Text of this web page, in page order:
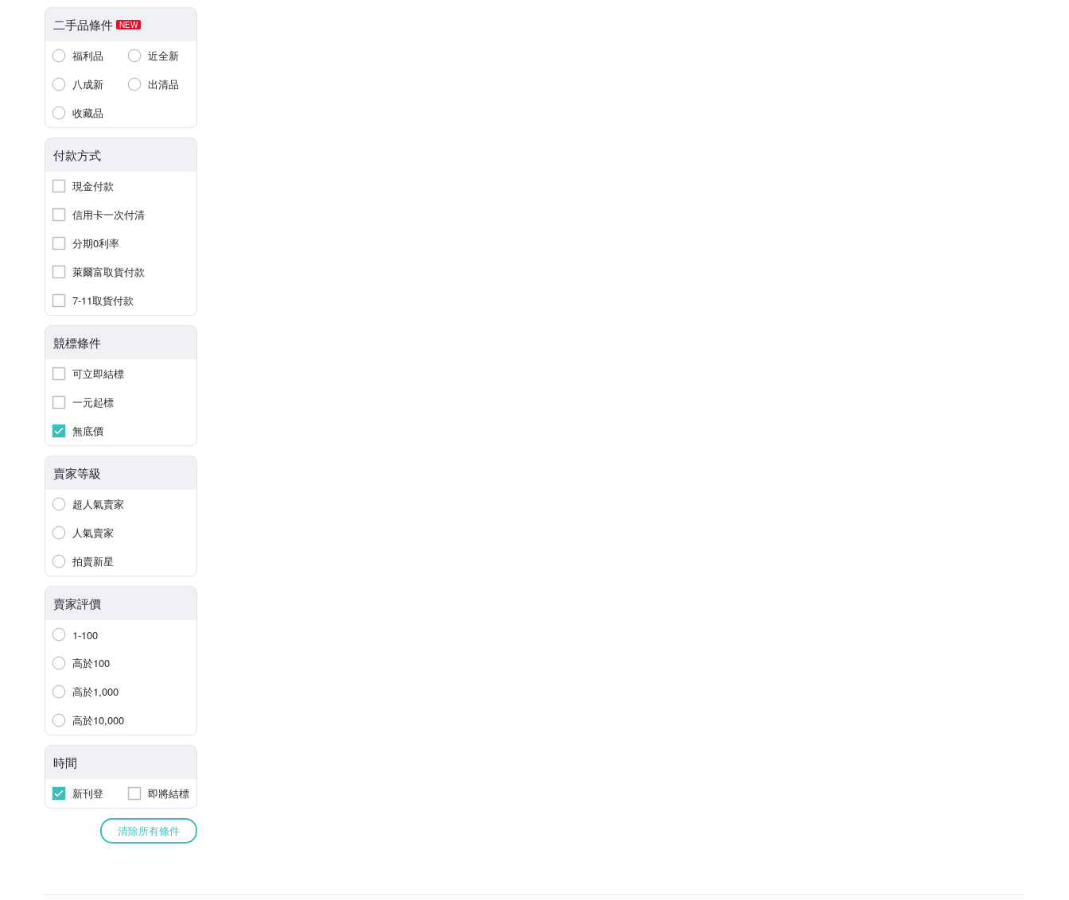
二手品條件 NEW
福利品
近全新
八成新
出清品
收藏品
付款方式
現金付款
信用卡一次付清
分期0利率
萊爾富取貨付款
7-11取貨付款
競標條件
可立即結標
一元起標
無底價
賣家等級
超人氣賣家
人氣賣家
拍賣新星
賣家評價
1-100
高於100
高於1,000
高於10,000
時間
新刊登 即將結標
清除所有條件